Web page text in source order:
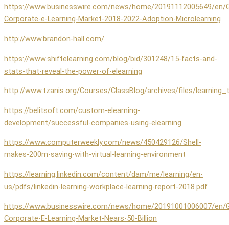
https://www.businesswire.com/news/home/20191112005649/en/
Corporate-e-Learning-Market-2018-2022-Adoption-Microlearning
http://www.brandon-hall.com/
https://www.shiftelearning.com/blog/bid/301248/15-facts-and-
stats-that-reveal-the-power-of-elearning
http://www.tzanis.org/Courses/ClassBlog/archives/files/
https://belitsoft.com/custom-elearning-
development/successful-companies-using-elearning
https://www.computerweekly.com/news/450429126/Shell-
makes-200m-saving-with-virtual-learning-environment
https://learning.linkedin.com/content/dam/me/learning/en-
us/pdfs/linkedin-learning-workplace-learning-report-2018.pdf
https://www.businesswire.com/news/home/20191001006007/en/
Corporate-E-Learning-Market-Nears-50-Billion